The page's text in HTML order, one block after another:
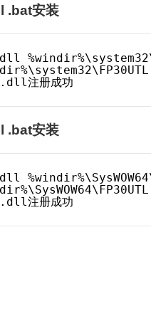
.bat安装
注册成功
.bat安装
注册成功